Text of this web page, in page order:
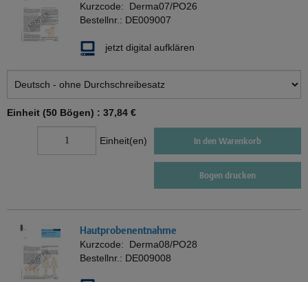
Kurzcode: Derma07/PO26
Bestellnr.: DE009007
jetzt digital aufklären
Einheit (50 Bögen) : 37,84 €
Einheit(en) In den Warenkorb
Bogen drucken
Hautprobenentnahme
Kurzcode: Derma08/PO28
Bestellnr.: DE009008